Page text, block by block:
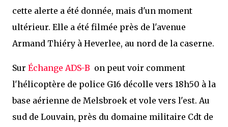
cette alerte a été donnée, mais d'un moment
ultérieur. Elle a été filmée près de l'avenue
Armand Thiéry à Heverlee, au nord de la caserne.
Sur Échange ADS-B on peut voir comment
l'hélicoptère de police G16 décolle vers 18h50 à la
base aérienne de Melsbroek et vole vers l'est. Au
sud de Louvain, près du domaine militaire Cdt de